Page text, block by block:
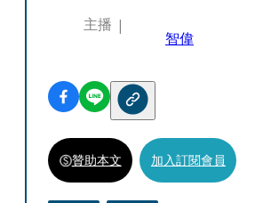
主播
智偉
贊助本文 加入訂閱會員